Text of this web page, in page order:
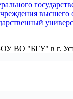
высшего
ВО "БГУ" в г.